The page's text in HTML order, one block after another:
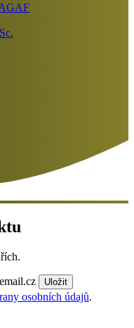
Uložit
osobních údajů.